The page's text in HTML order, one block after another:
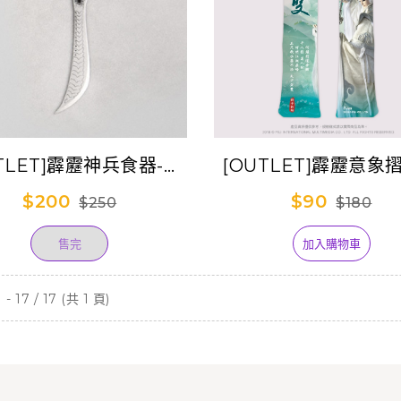
霹靂神兵食器-龍
刀(抹刀) (已售完)
$200 $250
售完
[OUTLET]霹靂意象摺
Ⅱ-天下無雙(劍子仙
$90 $180
加入購物車
- 17 / 17 (共 1 頁)